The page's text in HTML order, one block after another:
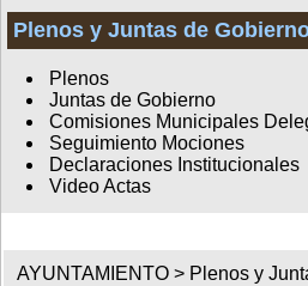
Plenos y Juntas de
Plenos
Juntas de Gobierno
Comisiones Municipales
Seguimiento Mociones
Declaraciones Institucionales
Video Actas
AYUNTAMIENTO > Plenos y